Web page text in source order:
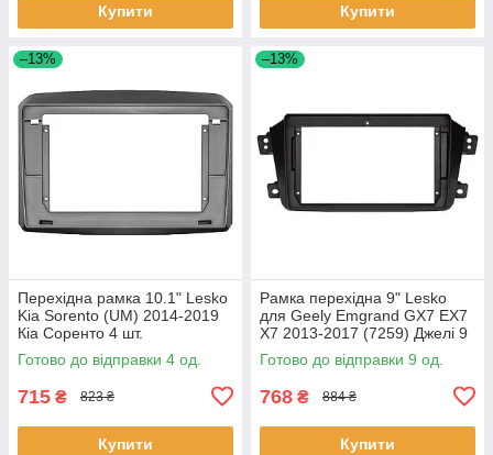
Купити Купити
–13%
Перехідна рамка 10.1" Lesko
Kia Sorento (UM) 2014-2019
Кіа Соренто 4 шт.
Готово до відправки 4 од.
715 ₴ 823 ₴
Купити
–13%
Рамка перехідна 9" Lesko
для Geely Emgrand GX7 EX7
X7 2013-2017 (7259) Джелі 9
шт.
Готово до відправки 9 од.
768 ₴ 884 ₴
Купити